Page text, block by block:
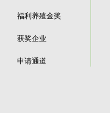
福利养殖金奖
获奖企业
申请通道